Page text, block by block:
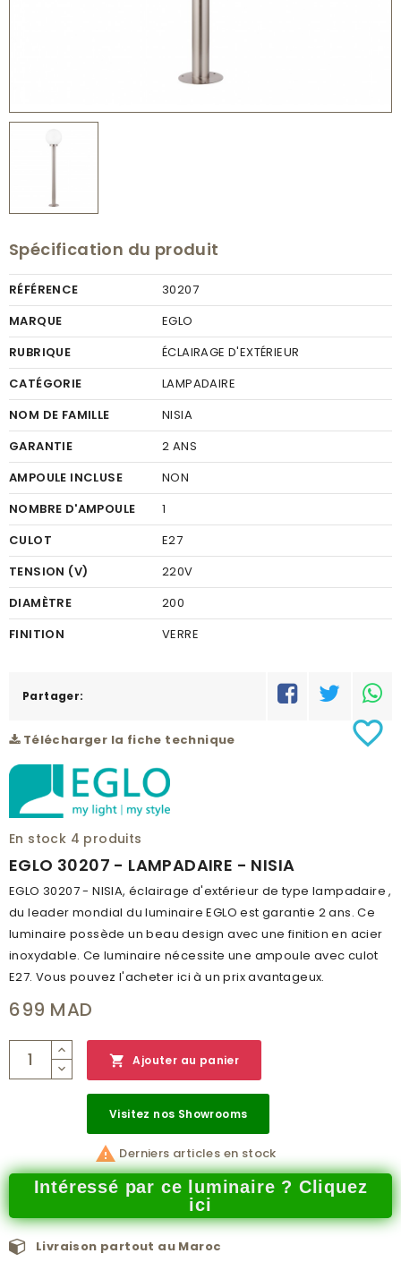
Spécification du produit
RÉFÉRENCE
30207
MARQUE
EGLO
RUBRIQUE
ÉCLAIRAGE D'EXTÉRIEUR
CATÉGORIE
LAMPADAIRE
NOM DE FAMILLE
NISIA
GARANTIE
2 ANS
AMPOULE INCLUSE
NON
NOMBRE D'AMPOULE
1
CULOT
E27
TENSION (V)
220V
DIAMÈTRE
200
FINITION
VERRE
MATÉRIEL
INDICE DE PROTECTION IP44
CLASSE DE PROTECTION
POIDS (KG)
1.942
CODE À BARRE
9002759302078
RÉSEAU
CATALOGUE
OUTDOOR CATALOG 2019
NUMÉRO PAGE
Partager:
Télécharger la fiche technique
En stock 4 produits
EGLO 30207 - LAMPADAIRE - NISIA
EGLO 30207 - NISIA, éclairage d'extérieur de type lampadaire ,
du leader mondial du luminaire EGLO est garantie 2 ans. Ce
luminaire possède un beau design avec une finition en acier
inoxydable. Ce luminaire nécessite une ampoule avec culot
E27. Vous pouvez l'acheter ici à un prix avantageux.
favorite_border
699 MAD
 Ajouter au panier
Visitez nos Showrooms
 Derniers articles en stock
Intéressé par ce luminaire ? Cliquez
ici
Livraison partout au Maroc